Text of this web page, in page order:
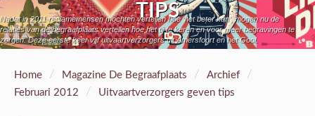
TIPS
Nadat in 2011 reclamemensen mochten vertellen hoe ‘het beter kan’, mogen nu de
relaties van de begraafplaats vertellen hoe het tij te keren en voor meer begravingen te
zorgen. Deze eerste keer vijf uitvaartverzorgers uit Amersfoort en het Gooi.
Home / Magazine De Begraafplaats / Archief /
Februari 2012 / Uitvaartverzorgers geven tips